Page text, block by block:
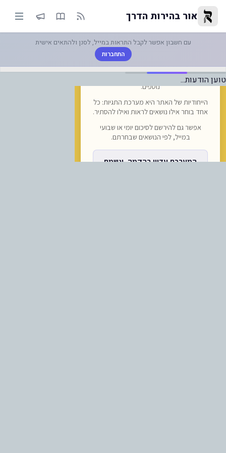
מהתקשורת הרומנית |-נמל
אור בהירות הדרך
עם חשבון אפשר לקבל התראות במייל, לסנן ולהתאים אישית
התחברות
טוען הודעות...